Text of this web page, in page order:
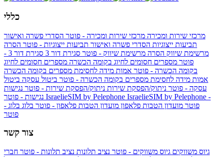
כללי
מרכזי שירות ומכירה מרכזי שירות ומכירה - פוטר הסדרי פשרה ואישור
תביעות ייצוגיות הסדרי פשרה ואישור תביעות ייצוגיות - פוטר הסרה
מרשימת שיווק הסרה מרשימת שיווק - פוטר סגירת דור 3
סגירת דור 3 -
פוטר מספרים חסומים לחיוג בקומה הכשרה מספרים חסומים לחיוג
בקומה הכשרה - פוטר אמות מידה לחסימת מספרים בקומה הכשרה
אמות מידה לחסימת מספרים בקומה הכשרה - פוטר ביטול עסקה ביטול
עסקה - פוטר ניתוק/הפסקת שירות ניתוק/הפסקת שירות - פוטר נגישות
IsraelieSIM by Pelephone IsraelieSIM by Pelephone -
פוטר מועדון הטבות פלאפון מועדון הטבות פלאפון - פוטר בלוג בלוג -
פוטר
צור קשר
גיוס משווקים גיוס משווקים - פוטר נציב תלונות נציב תלונות - פוטר חברי